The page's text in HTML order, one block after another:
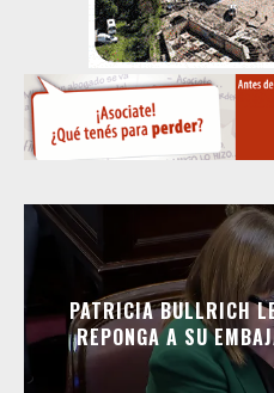
PATRICIA BULLRICH
REPONGA A SU